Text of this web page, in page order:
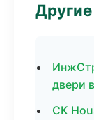
двери
СК